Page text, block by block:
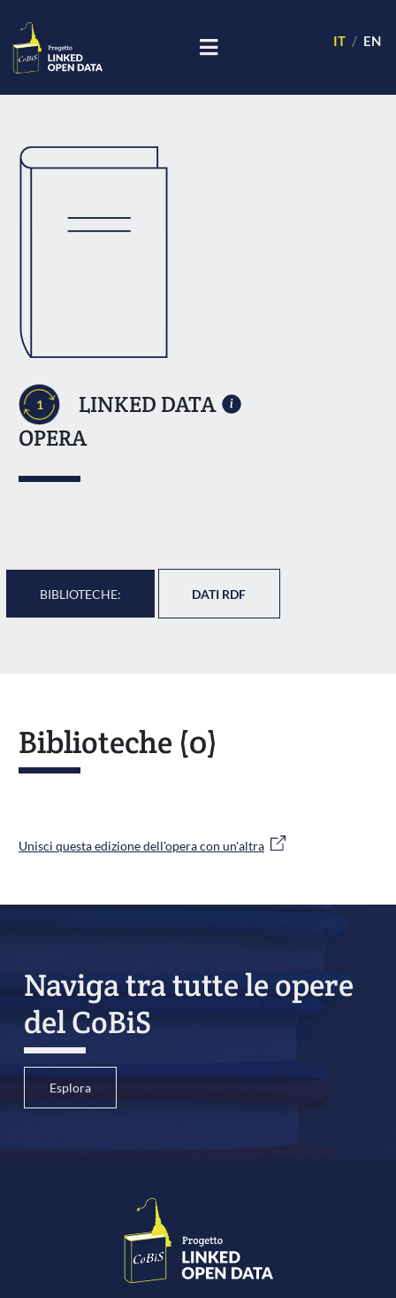
IT EN
1
LINKED DATA
OPERA
BIBLIOTECHE: DATI RDF
Biblioteche (0)
Unisci questa edizione dell'opera con un'altra
Naviga tra tutte le opere
del CoBiS
Esplora